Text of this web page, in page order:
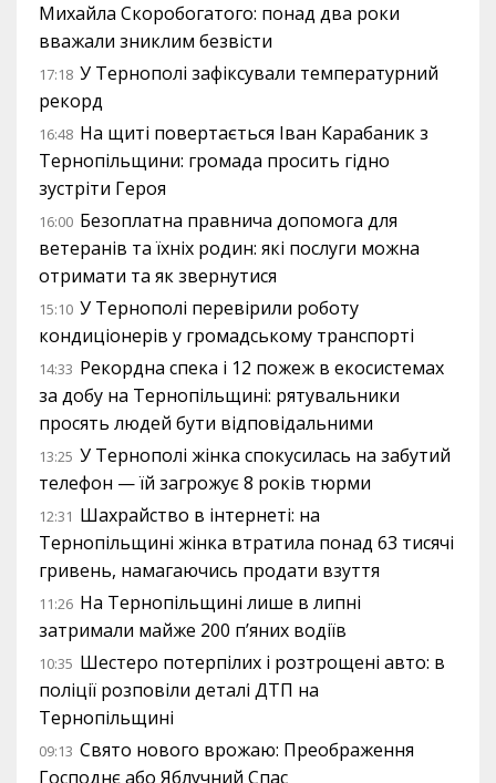
Михайла Скоробогатого: понад два роки
вважали зниклим безвісти
17:18 У Тернополі зафіксували температурний
рекорд
16:48 На щиті повертається Іван Карабаник з
Тернопільщини: громада просить гідно
зустріти Героя
16:00 Безоплатна правнича допомога для
ветеранів та їхніх родин: які послуги можна
отримати та як звернутися
15:10 У Тернополі перевірили роботу
кондиціонерів у громадському транспорті
14:33 Рекордна спека і 12 пожеж в екосистемах
за добу на Тернопільщині: рятувальники
просять людей бути відповідальними
13:25 У Тернополі жінка спокусилась на забутий
телефон — їй загрожує 8 років тюрми
12:31 Шахрайство в інтернеті: на
Тернопільщині жінка втратила понад 63 тисячі
гривень, намагаючись продати взуття
11:26 На Тернопільщині лише в липні
затримали майже 200 п’яних водіїв
10:35 Шестеро потерпілих і розтрощені авто: в
поліції розповіли деталі ДТП на
Тернопільщині
09:13 Свято нового врожаю: Преображення
Господнє або Яблучний Спас